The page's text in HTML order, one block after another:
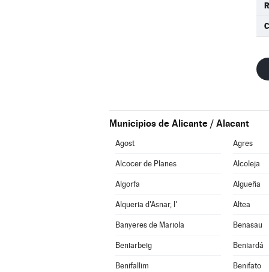
Municipios de Alicante / Alacant
Agost Agres
Alcocer de Planes Alcoleja
Algorfa Algueña
Alqueria d'Asnar, l' Altea
Banyeres de Mariola Benasau
Beniarbeig Beniardá
Benifallim Benifato